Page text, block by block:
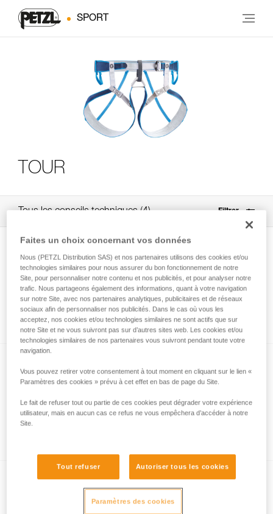
SPORT
TOUR
Tous les conseils techniques 4 Filtrer
Installer un rappel lors d’une descente à skis
Faites un choix concernant vos données
Nous (PETZL Distribution SAS) et nos partenaires utilisons des cookies et/ou
technologies similaires pour nous assurer du bon fonctionnement de notre
Site, pour personnaliser notre contenu et nos publicités, et pour analyser notre
trafic. Nous partageons également des informations, quant à votre navigation
sur notre Site, avec nos partenaires analytiques, publicitaires et de réseaux
sociaux afin de personnaliser nos publicités. Dans le cas où vous les
acceptez, nos cookies et/ou technologies similaires ne sont actifs que sur
notre Site et ne vous suivront pas sur d’autres sites web. Les cookies et/ou
technologies similaires de nos partenaires vous suivront pendant toute votre
navigation.
Vous pouvez retirer votre consentement à tout moment en cliquant sur le lien «
Paramètres des cookies » prévu à cet effet en bas de page du Site.
Le fait de refuser tout ou partie de ces cookies peut dégrader votre expérience
utilisateur, mais en aucun cas ce refus ne vous empêchera d’accéder à notre
Site.
Tout refuser Autoriser tous les cookies
Paramètres des cookies